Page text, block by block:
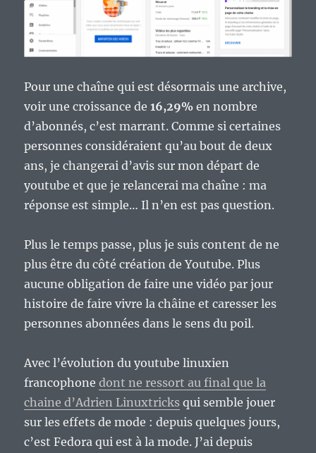
Pour une chaîne qui est désormais une archive,
voir une croissance de16,29% en nombre
d’abonnés, c’est marrant. Comme si certaines
personnes considéraient qu’au bout de deux
ans, je changerai d’avis sur mon départ de
youtube et que je relancerai ma chaîne : ma
réponse est simple… Il n’en est pas question.
Plus le temps passe, plus je suis content de ne
plus être du côté création de Youtube. Plus
aucune obligation de faire une vidéo par jour
histoire de faire vivre la châine et caresser les
personnes abonnées dans le sens du poil.
Avec l’évolution du youtube linuxien
francophonedont ne ressort au final que la
chaine d’Adrien Linuxtricks qui semble jouer
sur les effets de mode : depuis quelques jours,
c’est Fedora qui est à la mode. J’ai depuis